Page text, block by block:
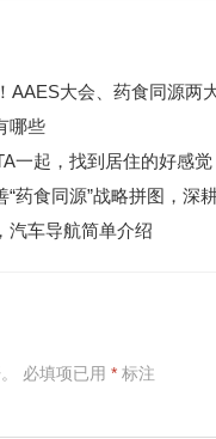
AAES大会、药食同源两
哪些
一起，找到居住的好感觉
药食同源”战略拼图，深
汽车导航简单介绍
必填项已用 * 标注